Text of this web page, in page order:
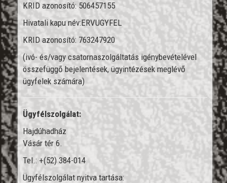
KRID azonosító: 506457155
Hivatali kapu név:ERVUGYFEL
KRID azonosító: 763247920
(ivó- és/vagy csatornaszolgáltatás igénybevételével
összefüggő bejelentések, ügyintézések meglévő
ügyfelek számára)
Ügyfélszolgálat:
Hajdúhadház
Vásár tér 6.
Tel.: +(52) 384-014
Ügyfélszolgálat nyitva tartása: